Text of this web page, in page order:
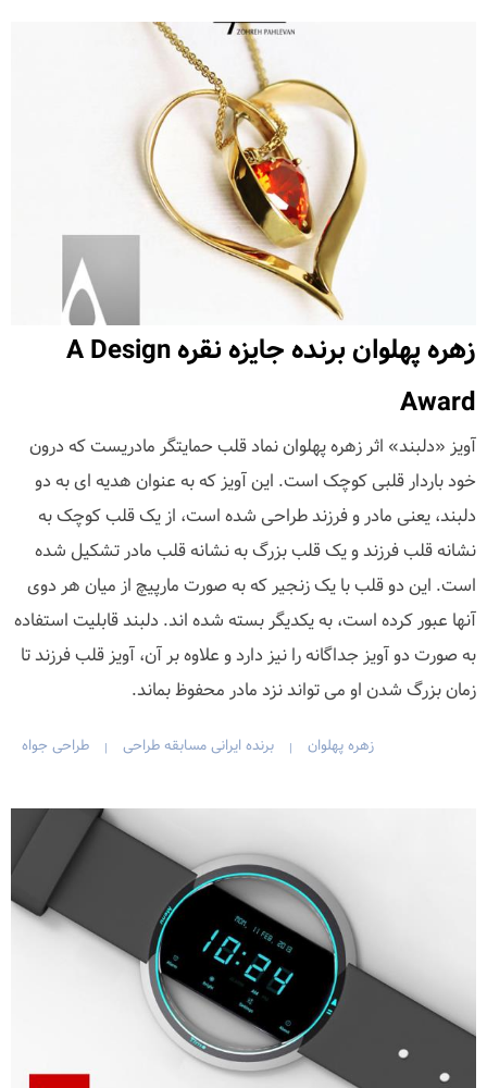
زهره پهلوان برنده جایزه نقره A Design
Award
آویز «دلبند» اثر زهره پهلوان نماد قلب حمایتگر مادریست که درون
خود باردار قلبی کوچک است. این آویز که به عنوان هدیه ای به دو
دلبند، یعنی مادر و فرزند طراحی شده است، از یک قلب کوچک به
نشانه قلب فرزند و یک قلب بزرگ به نشانه قلب مادر تشکیل شده
است. این دو قلب با یک زنجیر که به صورت مارپیچ از میان هر دوی
آنها عبور کرده است، به یکدیگر بسته شده اند. دلبند قابلیت استفاده
به صورت دو آویز جداگانه را نیز دارد و علاوه بر آن، آویز قلب فرزند تا
زمان بزرگ شدن او می تواند نزد مادر محفوظ بماند.
زهره پهلوان | برنده ایرانی مسابقه طراحی | طراحی جواه